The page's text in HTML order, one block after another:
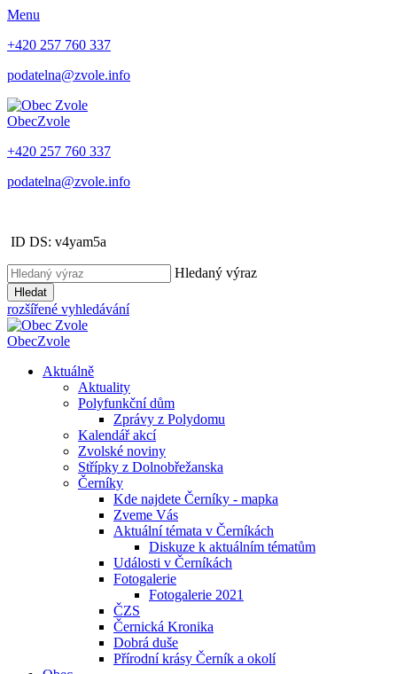
Menu
+420 257 760 337
podatelna@zvole.info
ObecZvole
+420 257 760 337
podatelna@zvole.info
ID DS: v4yam5a
Hledaný výraz
Hledat
rozšířené vyhledávání
ObecZvole
Aktuálně
Aktuality
Polyfunkční dům
Zprávy z Polydomu
Kalendář akcí
Zvolské noviny
Střípky z Dolnobřežanska
Černíky
Kde najdete Černíky - mapka
Zveme Vás
Aktuální témata v Černíkách
Diskuze k aktuálním tématům
Události v Černíkách
Fotogalerie
Fotogalerie 2021
ČZS
Černická Kronika
Dobrá duše
Přírodní krásy Černík a okolí